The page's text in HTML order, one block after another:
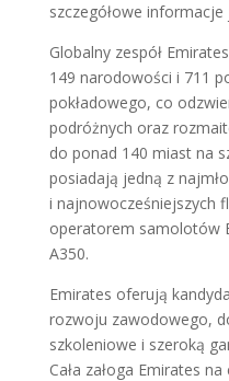
szczegółowe
Globalny zespół
149 narodowości i 711
pokładowego, co
podróżnych oraz
do ponad 140 miast na
posiadają jedną z
i najnowocześniejszych
operatorem samolotów
A350.
Emirates oferują
rozwoju zawodowego,
szkoleniowe i szeroką
Cała załoga Emirates